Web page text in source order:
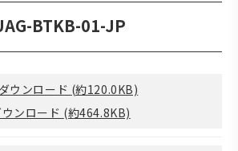
BTKB-01-JP
ウンロード (約120.0KB)
ンロード (約464.8KB)